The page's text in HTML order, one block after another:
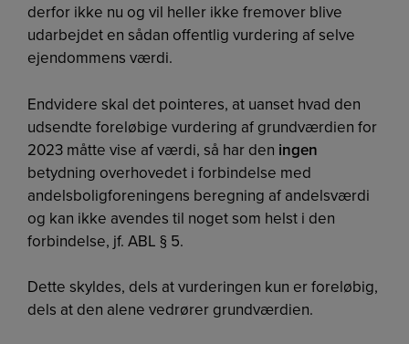
derfor ikke nu og vil heller ikke fremover blive
udarbejdet en sådan offentlig vurdering af selve
ejendommens værdi.
Endvidere skal det pointeres, at uanset hvad den
udsendte foreløbige vurdering af grundværdien for
2023 måtte vise af værdi, så har den ingen
betydning overhovedet i forbindelse med
andelsboligforeningens beregning af andelsværdi
og kan ikke avendes til noget som helst i den
forbindelse, jf. ABL § 5.
Dette skyldes, dels at vurderingen kun er foreløbig,
dels at den alene vedrører grundværdien.